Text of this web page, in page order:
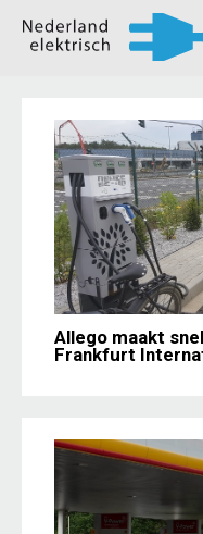
Allego maakt
Frankfurt